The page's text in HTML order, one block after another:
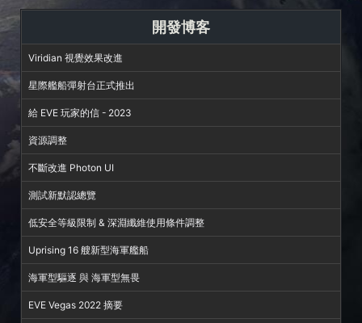
開發博客
Viridian 視覺效果改進
星際艦船彈射台正式推出
給 EVE 玩家的信 - 2023
資源調整
不斷改進 Photon UI
測試新默認總覽
低安全等級限制 & 深淵纖維使用條件調整
Uprising 16 艘新型海軍艦船
海軍型驅逐 與 海軍型無畏
EVE Vegas 2022 摘要